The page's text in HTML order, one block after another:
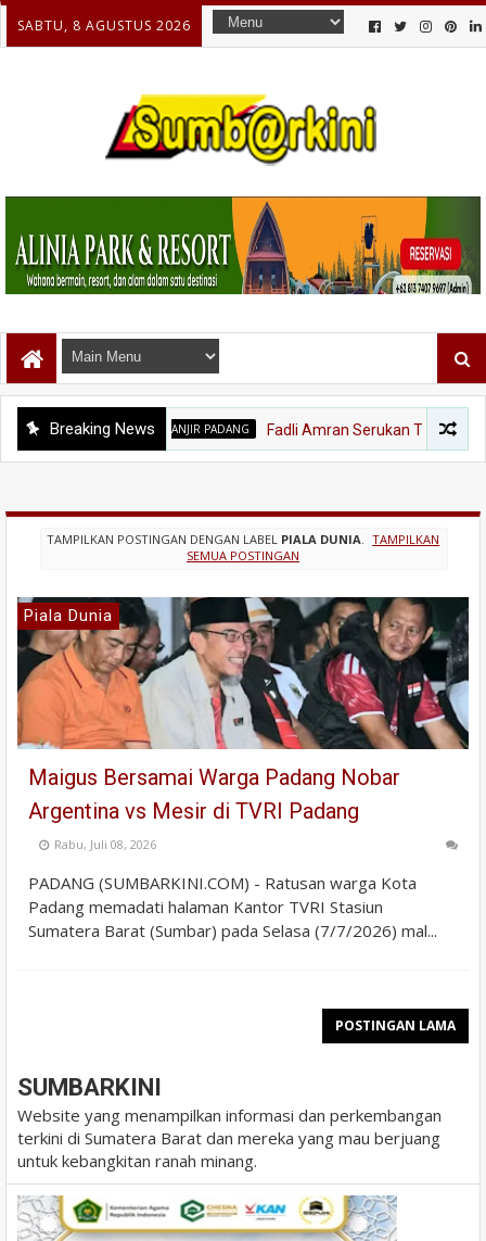
SABTU, 8 AGUSTUS 2026
Breaking NewsBANJIR PADANG Fadli Amran Serukan Transformasi
TAMPILKAN POSTINGAN DENGAN LABEL PIALA DUNIA. TAMPILKAN
SEMUA POSTINGAN
Piala Dunia
Maigus Bersamai Warga Padang Nobar
Argentina vs Mesir di TVRI Padang
Rabu, Juli 08, 2026
PADANG (SUMBARKINI.COM) - Ratusan warga Kota
Padang memadati halaman Kantor TVRI Stasiun
Sumatera Barat (Sumbar) pada Selasa (7/7/2026) mal...
POSTINGAN LAMA
SUMBARKINI
Website yang menampilkan informasi dan perkembangan
terkini di Sumatera Barat dan mereka yang mau berjuang
untuk kebangkitan ranah minang.